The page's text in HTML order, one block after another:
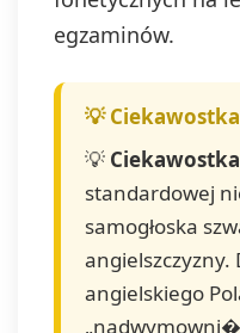
egzaminów.
💡
standardowej
samogłoska
angielszczyzny.
angielskiego
„nadwymowni�